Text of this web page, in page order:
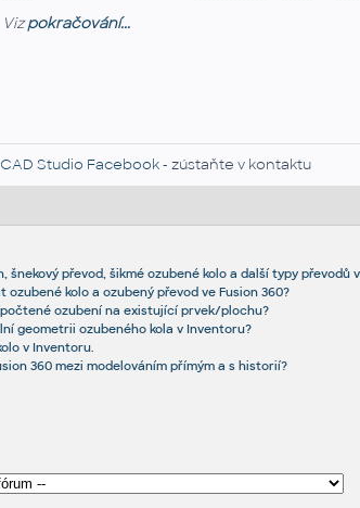
Vizpokračování...
CAD Studio Facebook- zústaňte v kontaktu
šnekový převod, šikmé ozubené kolo a další typy převodů
ozubené kolo a ozubený převod ve Fusion 360?
ozubení na existující prvek/plochu?
geometrii ozubeného kola v Inventoru?
v Inventoru.
360 mezi modelováním přímým a s historií?